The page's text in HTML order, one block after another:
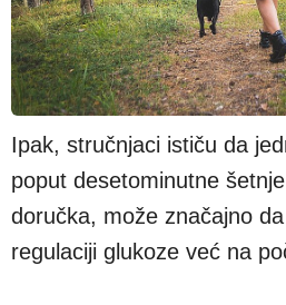
Ipak, stručnjaci ističu da
poput desetominutne
doručka, može značajno
regulaciji glukoze već na